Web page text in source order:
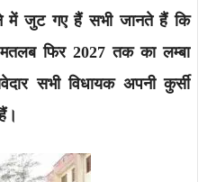
में जुट गए हैं सभी जानते हैं कि
फिर 2027 तक का लम्बा
सभी विधायक अपनी कुर्सी